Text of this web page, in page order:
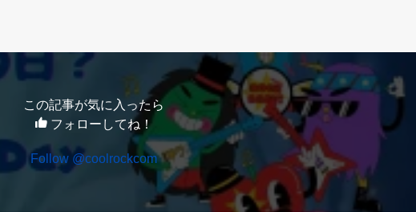
この記事が気に入ったら
フォローしてね！
Follow @coolrockcom